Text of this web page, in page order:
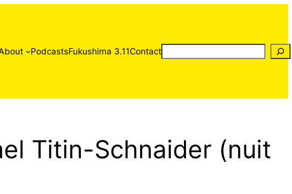
PodcastsFukushima 3.11ContactRechercher
Titin-Schnaider (nuit